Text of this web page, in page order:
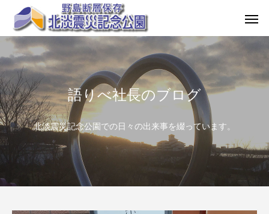
語りべ社長のブログ
北淡震災記念公園での日々の出来事を綴っています。